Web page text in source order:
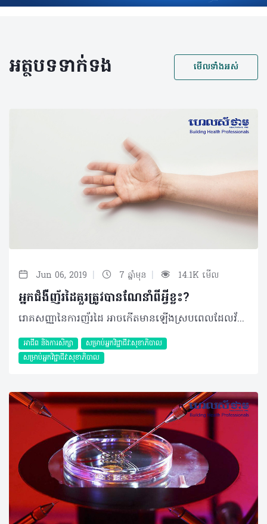
អត្ថបទទាក់ទង មើលទាំងអស់
Jun 06, 2019 | 7 ឆ្នាំមុន | 14.1K មើល
អ្នកជំងឺញ័រដៃគួរត្រូវបានណែនាំពីអ្វីខ្លះ?
រោគសញ្ញានៃការញ័រដៃ អាចកើតមានឡើងស្របពេលដែលវ័យកាន់តែចាស់មិនមានមូលហេតុច្បាស់លាស់ ហើយអាចជាជំងឺមិនធ្ងន់ធ្ងរ។ យ៉ាងណាមិញ ក៏មានការបង្ហាញពីវត្តមាននៃជំងឺខ្សោយការចងចាំ ឬParkinson និងលក្ខខណ្ឌជំងឺកម្រដទៃទៀតនៅពីក្រោយអាការៈញ័រដៃនោះផងដែរ។ អ្វីគួរដឹង? - ក្នុងករណីភាគច្រើន ការញ័រដៃ អាចបង្កឡើងពីមូលហេតុមិនជាក់លាក់ និងហាក់លេចចេញឡើងនៅពេលអាយុកាន់តែច្រើនដែលអាចសម្គាល់បានក្នុងលក្ខខណ្ឌ៖ • ប្រវត្តិគ្រួសារ៖ ហ្សែនអាចចូលរួមចំណែកក្នុងកម្រិត ៥០% នៃរោគសញ្ញាញ័រដៃ ប្រសិនអ្នកមានសមាជិកគ្រួសារដែលធ្លាប់មានបញ្ហានេះពីមុនមក • កត្តាអាកប្បកិរិយា៖ នៅពេលរាងកាយកំពុងជំនះជាមួយភាពតឹងតែងអ្វីម៉្យាង ការញ័រដៃនឹងអាចលេចមានឡើង ដោយអាចសង្កេតតាមរយៈឲ្យអ្នកជំងឺកាន់កែវទឹក។ ក្នុងករណីនេះ អាការៈផ្សេងទៀតក៏អាចភ្ជាប់មកជាមួយផងដែរ ដោយចាប់ផ្តើមពីផ្នែកក្បាល ការប្រែប្រួលចលនា ឬសំឡេងញ័រជាដើម • អាការៈញ័រ អាចបាត់ទៅវិញរយៈពេល ២ ទៅ៣ម៉ោង បន្ទាប់ពីបានទទួលទានសារជាតិអាល់កុល។ - ក្នុងករណីរោគសញ្ញាទាក់ទងនឹងជំងឺខ្សោយការចងចាំ (Parkinson) អាការៈញ័រ អាចកើតឡើងមិនជាប់លាប់ ដោយចាប់ផ្តើមដំបូងចំពោះដៃម្ខាងនិងប្រែប្រួលដោយភ្ជាប់ជាមួយរោគសញ្ញាស្ពឹក និងកាយវិការយឺតដែលអាចជាសញ្ញាសម្រាប់ការធ្វើរោគវិនិច្ឆ័យដំណាក់កាលដំបូង។ - ករណីអាការៈញ័រដៃ ដែលមានភាពមិនប្រក្រតីបណ្តាលមកពីការប៉ះពាល់លើផ្នែកណាមួយនៃខួរក្បាល (ខួរតូច) អាចស្ដែងចេញ៖ • ការញ័រដៃ បង្កមកពីភាពមិនប្រក្រតីនៃមុខងារបញ្ជាចលនារបស់ខួរក្បាលដែលអាចសង្កេតឃើញដៃរបស់អ្នកជំងឺមានភាពញ័រនៅពេលកាន់កែវញ៉ាំទឹក • ភាគច្រើន ភាពប្រែប្រួលនេះអាចកើតមានឡើងក្រោយពីមានការប៉ះទង្គិចលលាដ៍ក្បាល និងមានដុំសាច់ក្នុងខួរក្បាលជាដើម។ អ្វីគួរធ្វើ? ការដោះស្រាយអាការៈញ័រដៃ អាចមានភាពប្រែប្រួលទៅតាមមូលហេតុនៃស្ថានភាពជំងឺតួយ៉ាង៖ - ចំពោះមូលហេតុមិនជាក់លាក់នៃអាការៈញ័រដៃអាចសម្រួលបានតាមការប្រើប្រាស់ឱសថពពួកបញ្ចុះសម្ពាធឈាម Bêtabloquants មានឈ្មោះដូចជា Propranolol (Avlocardyl) ឬ Nadolol (Cargard)។ យ៉ាងណាមិញ ការជ្រើសរើសឱសថណាមួយទាមទារការអនុញ្ញាតពីវេជ្ជបណ្ឌិតជំនាញ - ចំពោះអ្នកជំងឺខ្សោយការចងចាំ (Parkinson) ត្រូវព្យាបាលជាមួយឱសថ Levodopa និងភ្ជាប់ជាមួយក្រុមឱសថ Inhibiteur de la decarboxylase périphérique (Modapar, Sinemet)។ ត្រូវចាំថា រាល់ការធ្វើរោគវិនិច្ឆ័យនៃវិបត្តិខ្សោយការចងចាំត្រូវធ្វើឡើងជាមួយវេជ្ជបណ្ឌិត ឬវេជ្ជបណ្ឌិតឯកទេសផ្នែកប្រព័ន្ធសរសៃប្រសាទ - អាការៈញ័រដៃ បណ្តាលមកពីការខូចខាតសរីរាង្គខួរក្បាល ត្រូវប្រញាប់បញ្ជូនអ្នកជំងឺទៅព្យាបាលជាមួយវេជ្ជបណ្ឌិតឯកទេសផ្នែកប្រព័ន្ធសរសៃប្រសាទជាបន្ទាន់ - ចំពោះករណីខ្លះទៀត អាការៈញ័រក៏អាចបណ្តាលមកពីផលរំខាននៃឱសថព្យាបាលជំងឺក្រពេញទីរ៉ូអីុតដូចជា Dépakine, lithium, cyclosporine ជាដើម។ ដោយឡែក សម្រាប់រោគសញ្ញាដែលជាលទ្ធផលបានមកពីការទទួលទានសារជាតិអាល់កុលអាចនឹងមិនចាំបាច់ទទួលការពិគ្រោះនោះទេ - អាការៈញ័រដៃចំពោះកុមារ ឬក្មេងជំទង់ គួរចាប់អារម្មណ៍ទៅលើហានិភ័យនៃជំងឺបង្កឡើងពីហ្សែន (Maladie de Wilson) ដែលទាមទារការពិគ្រោះជំងឺជាចាំបាច់។ ប្រភពយោង៖ Le Vademecum de la Médication officinale អត្ថបទ៖ ដកស្រង់ចេញពីទស្សនាវដ្ដី ហេលស៍ថាម ប្រូ លេខ ៧៩ ©2019 រក្សាសិទ្ធិគ្រប់យ៉ាង​ដោយ Healthtime Corporation ចំពោះគ្រប់អត្ថបទដោយគ្មានផ្នែកណាមួយត្រូវបោះពុម្ពផ្សាយចូល ប្រព័ន្ធអុីនធឺណែតឧបករណ៍អេឡិចត្រូនិកអាត់ជាសំឡេងឬថតចំលងគ្រប់រូបភាពដោយគ្មានការអនុញ្ញាតឡើយ
អាជីព និងការសិក្សា
សម្រាប់អ្នកវិជ្ជាជីវៈសុខាភិបាល
សម្រាប់អ្នកវិជ្ជាជីវៈសុខាភិបាល